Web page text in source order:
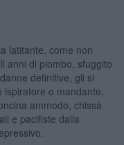
latitante, come non
anni di piombo, sfuggito
definitive, gli si
o mandante,
ammodo, chissà
e pacifiste dalla